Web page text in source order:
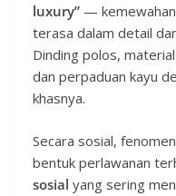
luxury” —
terasa dalam detail
Dinding polos,
dan perpaduan kayu
khasnya.
Secara sosial,
bentuk perlawanan
sosial yang sering